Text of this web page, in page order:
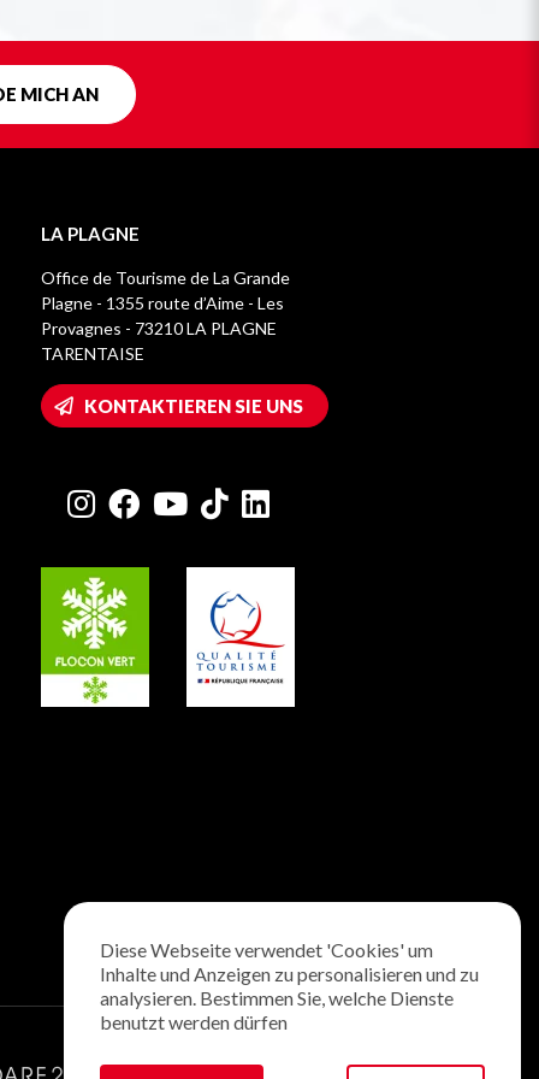
MICH AN
LA PLAGNE
Office de Tourisme de La Grande
Plagne - 1355 route d’Aime - Les
Provagnes - 73210 LA PLAGNE
TARENTAISE
KONTAKTIEREN SIE UNS
Diese Webseite verwendet 'Cookies' um
Inhalte und Anzeigen zu personalisieren und zu
analysieren. Bestimmen Sie, welche Dienste
benutzt werden dürfen